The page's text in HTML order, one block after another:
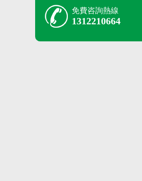
免費咨詢熱線
1312210664